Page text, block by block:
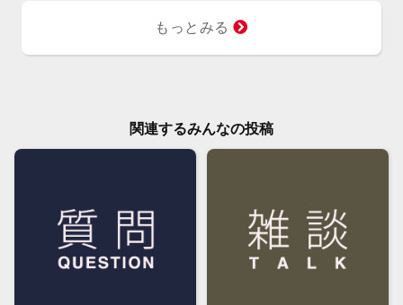
もっとみる
関連するみんなの投稿